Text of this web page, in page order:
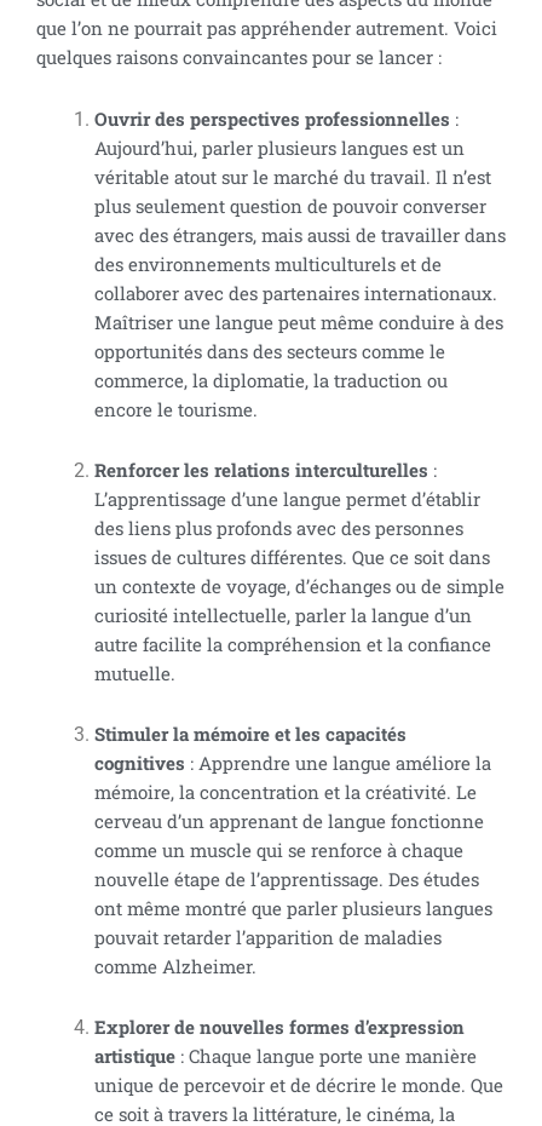
que l’on ne pourrait pas appréhender autrement. Voici
quelques raisons convaincantes pour se lancer :
Ouvrir des perspectives professionnelles :
Aujourd’hui, parler plusieurs langues est un
véritable atout sur le marché du travail. Il n’est
plus seulement question de pouvoir converser
avec des étrangers, mais aussi de travailler dans
des environnements multiculturels et de
collaborer avec des partenaires internationaux.
Maîtriser une langue peut même conduire à des
opportunités dans des secteurs comme le
commerce, la diplomatie, la traduction ou
encore le tourisme.
Renforcer les relations interculturelles :
L’apprentissage d’une langue permet d’établir
des liens plus profonds avec des personnes
issues de cultures différentes. Que ce soit dans
un contexte de voyage, d’échanges ou de simple
curiosité intellectuelle, parler la langue d’un
autre facilite la compréhension et la confiance
mutuelle.
Stimuler la mémoire et les capacités
cognitives : Apprendre une langue améliore la
mémoire, la concentration et la créativité. Le
cerveau d’un apprenant de langue fonctionne
comme un muscle qui se renforce à chaque
nouvelle étape de l’apprentissage. Des études
ont même montré que parler plusieurs langues
pouvait retarder l’apparition de maladies
comme Alzheimer.
Explorer de nouvelles formes d’expression
artistique : Chaque langue porte une manière
unique de percevoir et de décrire le monde. Que
ce soit à travers la littérature, le cinéma, la